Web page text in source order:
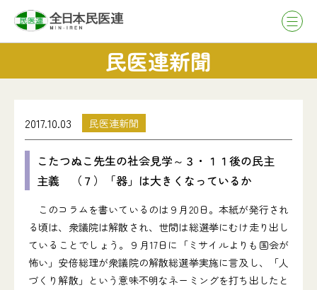
民医連新聞
2017.10.03 民医連新聞
こたつぬこ先生の社会見学～３・１１後の民主
主義 （７）「器」は大きくなっているか
このコラムを書いているのは９月20日。本紙が発行され
る頃は、衆議院は解散され、世間は総選挙にむけ走り出し
ていることでしょう。９月17日に「ミサイルよりも国会が
怖い」安倍総理が衆議院の解散総選挙実施に言及し、「人
づくり解散」という意味不明なネーミングを打ち出したと